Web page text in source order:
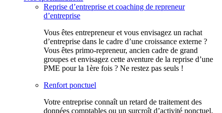
Reprise d’entreprise et coaching de repreneur
d’entreprise
Vous êtes entrepreneur et vous envisagez un rachat
d’entreprise dans le cadre d’une croissance externe ?
Vous êtes primo-repreneur, ancien cadre de grand
groupes et envisagez cette aventure de la reprise d’une
PME pour la 1ère fois ? Ne restez pas seuls !
Renfort ponctuel
Votre entreprise connaît un retard de traitement des
données comptables ou un surcroît d’activité ponctuel.